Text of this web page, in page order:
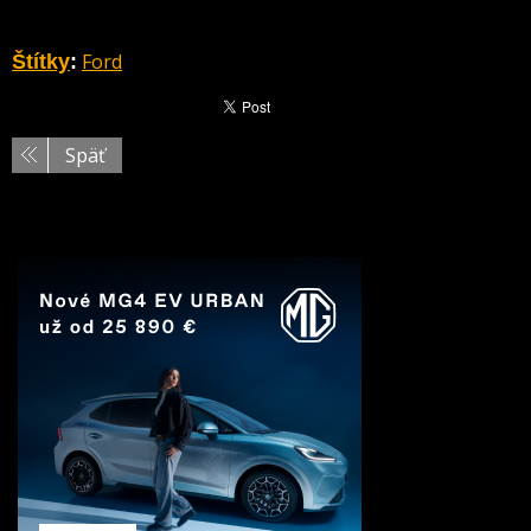
Štítky: Ford
Späť